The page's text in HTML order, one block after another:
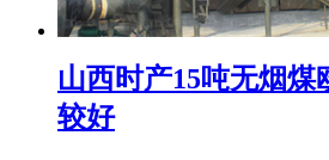
山西时产15吨无烟煤
较好